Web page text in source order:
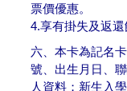
票價優惠。
4.享有掛失及返還
六、本卡為記名
號、出生月日、
人資料；新生入